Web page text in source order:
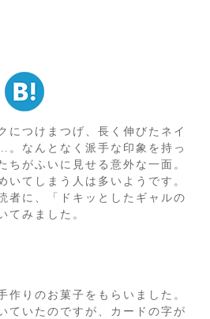
つけまつげ、長く伸びたネイ
なんとなく派手な印象を持っ
ちがふいに見せる意外な一面。
いてしまう人は多いようです。
者に、「ドキッとしたギャルの
てみました。
作りのお菓子をもらいました。
ていたのですが、カードの字が